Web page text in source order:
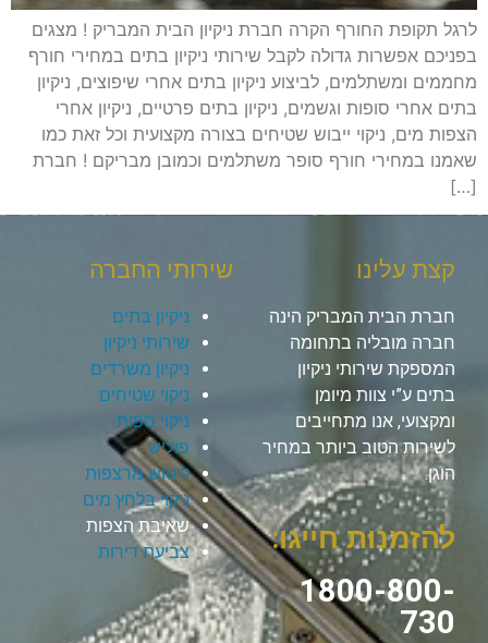
לרגל תקופת החורף הקרה חברת ניקיון הבית המבריק ! מצגים
בפניכם אפשרות גדולה לקבל שירותי ניקיון בתים במחירי חורף
מחממים ומשתלמים, לביצוע ניקיון בתים אחרי שיפוצים, ניקיון
בתים אחרי סופות וגשמים, ניקיון בתים פרטיים, ניקיון אחרי
הצפות מים, ניקוי ייבוש שטיחים בצורה מקצועית וכל זאת כמו
שאמנו במחירי חורף סופר משתלמים וכמובן מבריקם ! חברת
[…]
קצת עלינו
חברת הבית המבריק הינה
חברה מובליה בתחומה
המספקת שירותי ניקיון
בתים ע”י צוות מיומן
ומקצועי, אנו מתחייבים
לשירות הטוב ביותר במחיר
הוגן.
להזמנות חייגו:
1800-800-
730
שירותי החברה
ניקיון בתים
שירותי ניקיון
ניקיון משרדים
ניקוי שטיחים
ניקוי ספות
פוליש
ליטוש מרצפות
ניקוי בלחץ מים
שאיבת הצפות
צביעת דירות